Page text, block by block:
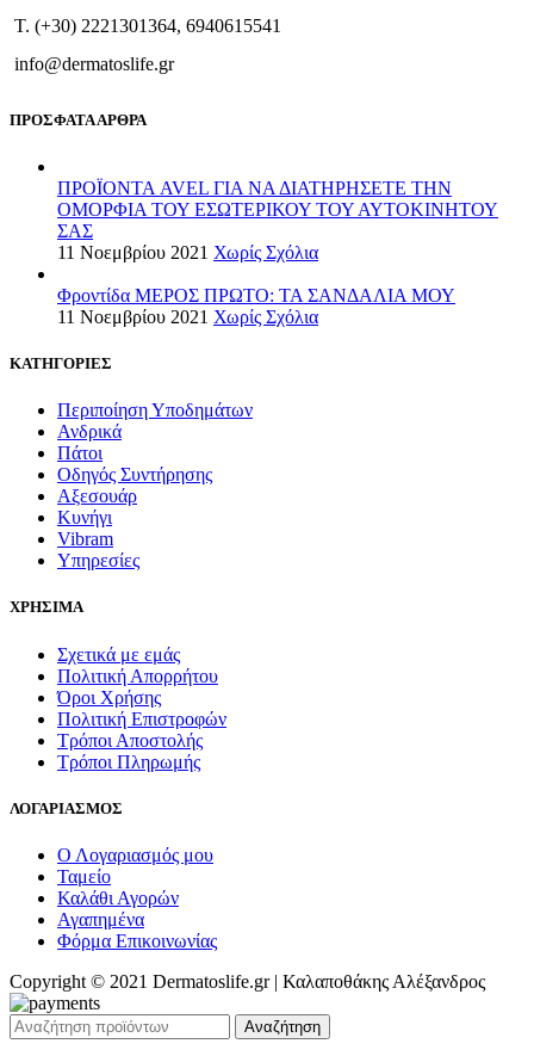
T. (+30) 2221301364, 6940615541
info@dermatoslife.gr
ΠΡΟΣΦΑΤΑ ΑΡΘΡΑ
ΠΡΟΪΟΝΤΑ AVEL ΓΙΑ ΝΑ ΔΙΑΤΗΡΗΣΕΤΕ ΤΗΝ
ΟΜΟΡΦΙΑ ΤΟΥ ΕΣΩΤΕΡΙΚΟΥ ΤΟΥ ΑΥΤΟΚΙΝΗΤΟΥ
ΣΑΣ
11 Νοεμβρίου 2021 Χωρίς Σχόλια
Φροντίδα ΜΕΡΟΣ ΠΡΩΤΟ: ΤΑ ΣΑΝΔΑΛΙΑ ΜΟΥ
11 Νοεμβρίου 2021 Χωρίς Σχόλια
ΚΑΤΗΓΟΡΙΕΣ
Περιποίηση Υποδημάτων
Ανδρικά
Πάτοι
Οδηγός Συντήρησης
Αξεσουάρ
Κυνήγι
Vibram
Υπηρεσίες
ΧΡΗΣΙΜΑ
Σχετικά με εμάς
Πολιτική Απορρήτου
Όροι Χρήσης
Πολιτική Επιστροφών
Τρόποι Αποστολής
Τρόποι Πληρωμής
ΛΟΓΑΡΙΑΣΜΟΣ
Ο Λογαριασμός μου
Ταμείο
Καλάθι Αγορών
Αγαπημένα
Φόρμα Επικοινωνίας
Copyright © 2021 Dermatoslife.gr | Καλαποθάκης Αλέξανδρος
Αναζήτηση